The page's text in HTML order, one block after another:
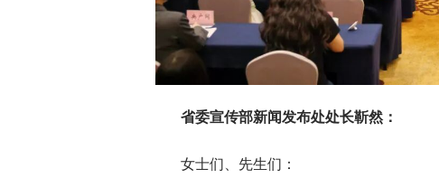
省委宣传部新闻发布处处长靳然：
女士们、先生们：